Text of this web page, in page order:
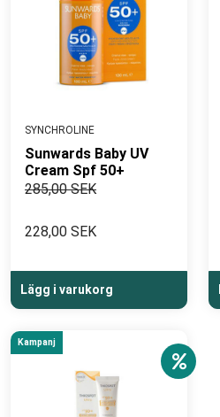
SYNCHROLINE
Sunwards Baby UV
Cream Spf 50+
285,00 SEK
228,00 SEK
Lägg i varukorg
Kampanj